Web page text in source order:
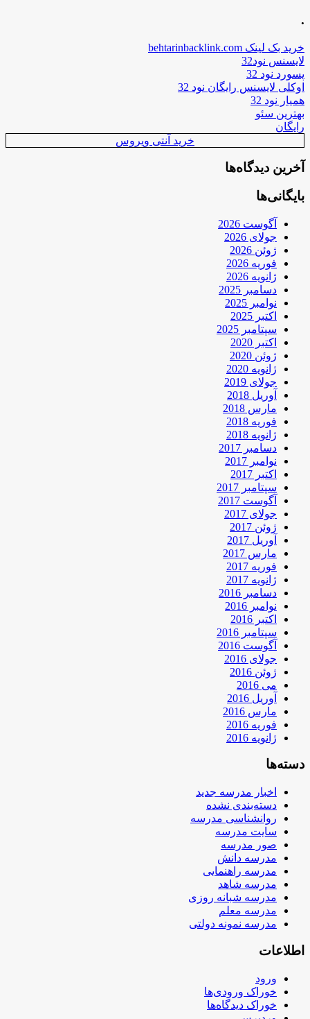
.
خرید بک لینک behtarinbacklink.com
لایسنس نود32
پسورد نود 32
اوکلی لایسنس رایگان نود 32
همیار نود 32
بهترین سئو
رایگان
خرید آنتی ویروس
آخرین دیدگاه‌ها
بایگانی‌ها
آگوست 2026
جولای 2026
ژوئن 2026
فوریه 2026
ژانویه 2026
دسامبر 2025
نوامبر 2025
اکتبر 2025
سپتامبر 2025
اکتبر 2020
ژوئن 2020
ژانویه 2020
جولای 2019
آوریل 2018
مارس 2018
فوریه 2018
ژانویه 2018
دسامبر 2017
نوامبر 2017
اکتبر 2017
سپتامبر 2017
آگوست 2017
جولای 2017
ژوئن 2017
آوریل 2017
مارس 2017
فوریه 2017
ژانویه 2017
دسامبر 2016
نوامبر 2016
اکتبر 2016
سپتامبر 2016
آگوست 2016
جولای 2016
ژوئن 2016
می 2016
آوریل 2016
مارس 2016
فوریه 2016
ژانویه 2016
دسته‌ها
اخبار مدرسه جدید
دسته‌بندی نشده
روانشناسی مدرسه
سایت مدرسه
صور مدرسه
مدرسه دانش
مدرسه راهنمایی
مدرسه شاهد
مدرسه شبانه روزی
مدرسه معلم
مدرسه نمونه دولتی
اطلاعات
ورود
خوراک ورودی‌ها
خوراک دیدگاه‌ها